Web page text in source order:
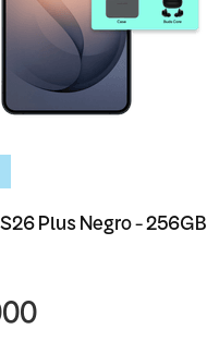
Plus Negro - 256GB